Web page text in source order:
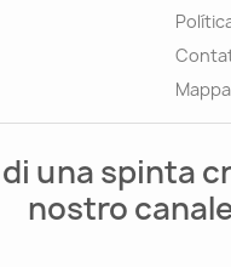
una spinta
nostro